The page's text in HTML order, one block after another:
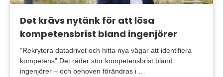
Det krävs nytänk för att lösa
kompetensbrist bland ingenjörer
”Rekrytera datadrivet och hitta nya vägar att identifiera
kompetens” Det råder stor kompetensbrist bland
ingenjörer – och behoven förändras i …